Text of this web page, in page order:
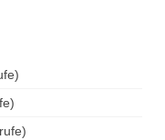
20 KatS
24 Tr